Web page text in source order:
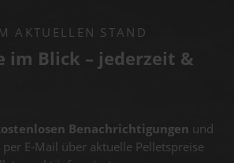
AKTUELLEN STAND
im Blick – jederzeit &
Benachrichtigungen und
E-Mail über aktuelle Pelletspreise